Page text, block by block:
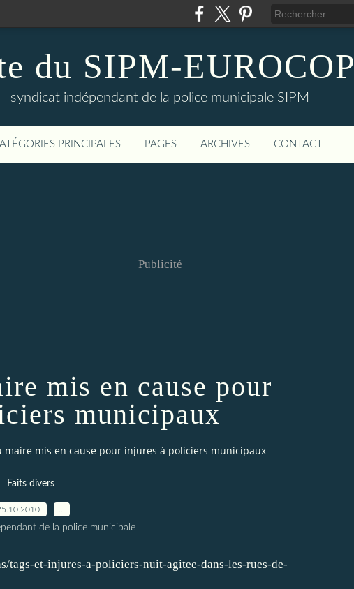
du SIPM-EUROCOP
syndicat indépendant de la police municipale SIPM
PRINCIPALES PAGES ARCHIVES CONTACT
Publicité
mis en cause pour
municipaux
maire mis en cause pour injures à policiers municipaux
Faits divers
de la police municipale
tags-et-injures-a-policiers-nuit-agitee-dans-les-rues-de-